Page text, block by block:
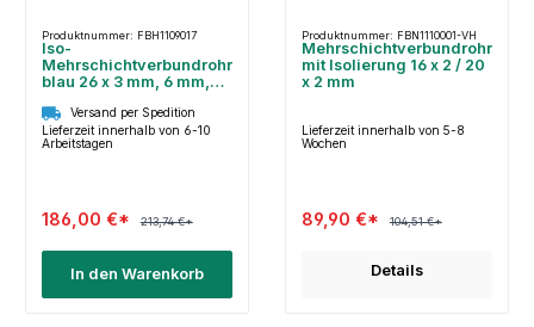
Produktnummer: FBH1109017
Iso-
Mehrschichtverbundrohr
blau 26 x 3 mm, 6 mm,
Versand per Spedition
Lieferzeit innerhalb von 6-10
Arbeitstagen
186,00 €* 213,74 €*
In den Warenkorb
Produktnummer: FBN1110001-VH
Mehrschichtverbundrohr
mit Isolierung 16 x 2 / 20
x 2 mm
Lieferzeit innerhalb von 5-8
Wochen
89,90 €* 104,51 €*
Details